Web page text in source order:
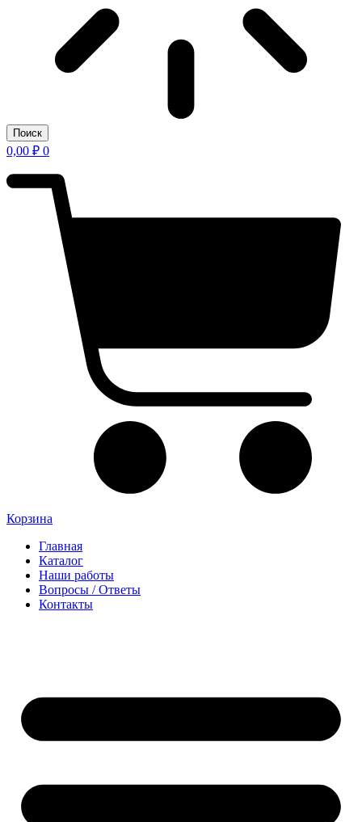
Поиск
0,00 ₽ 0
Корзина
Главная
Каталог
Наши работы
Вопросы / Ответы
Контакты